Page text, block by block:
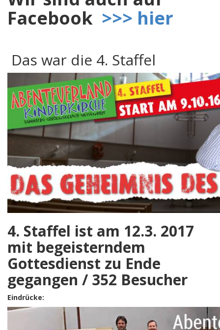
Facebook >>> hier
Das war die 4. Staffel
4. Staffel ist am 12.3. 2017
mit begeisterndem
Gottesdienst zu Ende
gegangen / 352 Besucher
Eindrücke: